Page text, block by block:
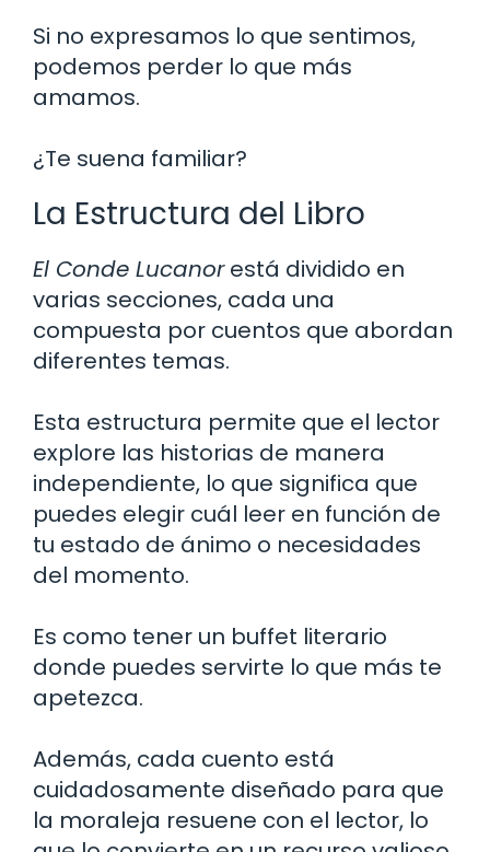
Si no expresamos lo que sentimos,
podemos perder lo que más
amamos.
¿Te suena familiar?
La Estructura del Libro
El Conde Lucanorestá dividido en
varias secciones, cada una
compuesta por cuentos que abordan
diferentes temas.
Esta estructura permite que el lector
explore las historias de manera
independiente, lo que significa que
puedes elegir cuál leer en función de
tu estado de ánimo o necesidades
del momento.
Es como tener un buffet literario
donde puedes servirte lo que más te
apetezca.
Además, cada cuento está
cuidadosamente diseñado para que
la moraleja resuene con el lector, lo